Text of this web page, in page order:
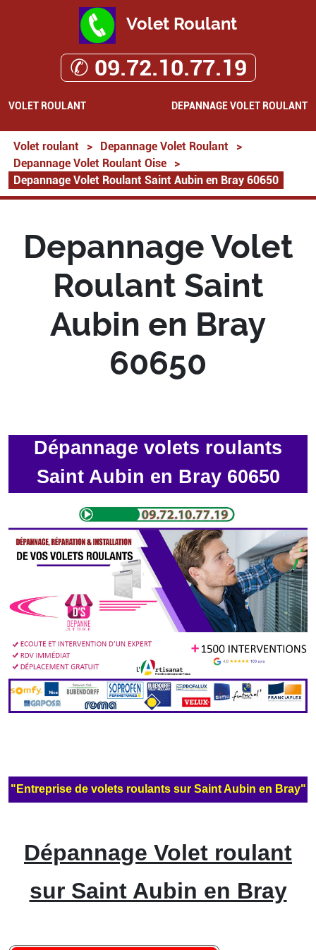
Volet Roulant
✆ 09.72.10.77.19
VOLET ROULANT DEPANNAGE VOLET ROULANT
Volet roulant > Depannage Volet Roulant
>
Depannage Volet Roulant Oise
>
Depannage Volet Roulant Saint Aubin en Bray 60650
Depannage Volet
Roulant Saint
Aubin en Bray
60650
Dépannage volets roulants
Saint Aubin en Bray 60650
"Entreprise de volets roulants sur Saint Aubin en Bray"
Dépannage Volet roulant
sur Saint Aubin en Bray